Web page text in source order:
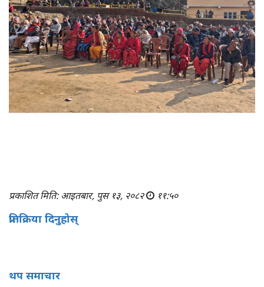
प्रकाशित मिति: आइतबार, पुस १३, २०८२ ११:५०
प्रतिक्रिया दिनुहोस्
थप समाचार